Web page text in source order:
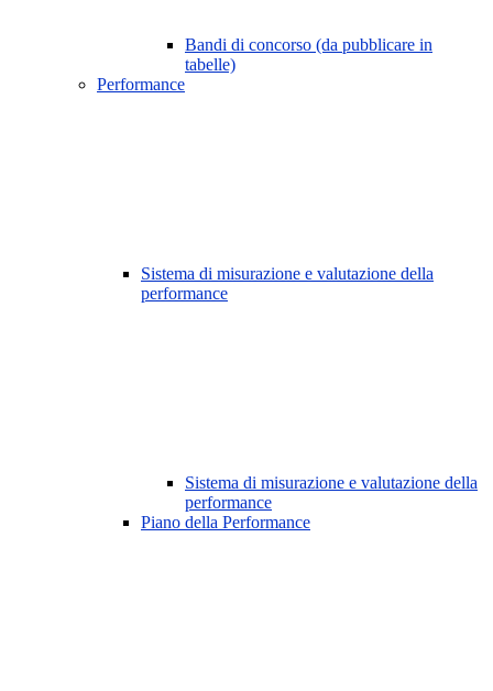
Bandi di concorso (da pubblicare in
tabelle)
Performance
Sistema di misurazione e valutazione della
performance
Sistema di misurazione e valutazione della
performance
Piano della Performance